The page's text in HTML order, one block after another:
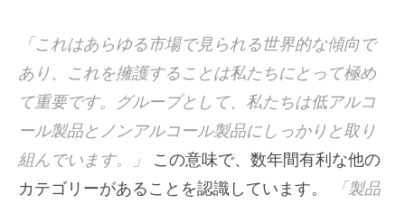
「これはあらゆる市場で見られる世界的な傾向で
あり、これを擁護することは私たちにとって極め
て重要です。グループとして、私たちは低アルコ
ール製品とノンアルコール製品にしっかりと取り
組んでいます。」
この意味で、数年間有利な他の
カテゴリーがあることを認識しています。
「製品